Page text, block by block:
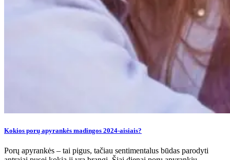
Kokios porų apyrankės madingos 2024-aisiais?
Porų apyrankės – tai pigus, tačiau sentimentalus būdas parodyti